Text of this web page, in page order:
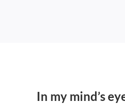
In my mind’s